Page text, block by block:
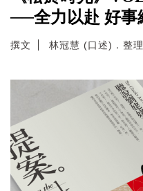
──全力以赴 好事
撰文 林冠慧 (口述)．整